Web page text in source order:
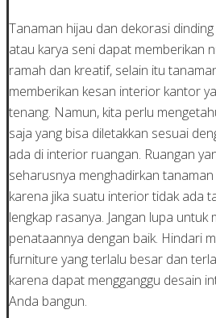
Tanaman hijau dan dekorasi
atau karya seni dapat memberikan
ramah dan kreatif, selain itu
memberikan kesan interior kantor
tenang. Namun, kita perlu
saja yang bisa diletakkan sesuai
ada di interior ruangan. Ruangan
seharusnya menghadirkan tanaman
karena jika suatu interior tidak ada
lengkap rasanya. Jangan lupa untuk
penataannya dengan baik. Hindari
furniture yang terlalu besar dan
karena dapat mengganggu desain
Anda bangun.